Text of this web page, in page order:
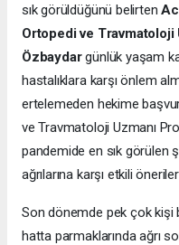
sık görüldüğünü belirten
Ortopedi ve Travmatoloji
Özbaydargünlük yaşam
hastalıklara karşı önlem
ertelemeden hekime
ve Travmatoloji Uzmanı
pandemide en sık görülen
ağrılarına karşı etkili
Son dönemde pek çok kişi
hatta parmaklarında ağrı